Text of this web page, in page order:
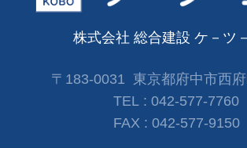
株式会社 総合建設 ケ－ツ
〒183-0031 東京都府中市西
TEL : 042-577-7760
FAX : 042-577-9150